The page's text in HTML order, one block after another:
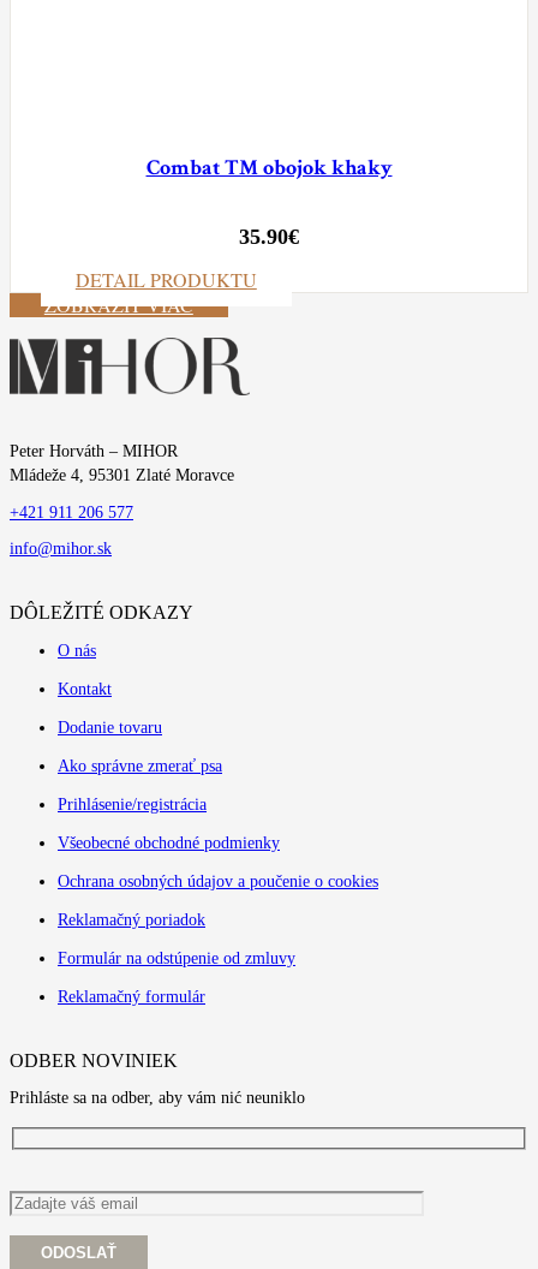
Combat TM obojok khaky
35.90€
DETAIL PRODUKTU
ZOBRAZIŤ VIAC
Peter Horváth – MIHOR
Mládeže 4, 95301 Zlaté Moravce
+421 911 206 577
info@mihor.sk
DÔLEŽITÉ ODKAZY
O nás
Kontakt
Dodanie tovaru
Ako správne zmerať psa
Prihlásenie/registrácia
Všeobecné obchodné podmienky
Ochrana osobných údajov a poučenie o cookies
Reklamačný poriadok
Formulár na odstúpenie od zmluvy
Reklamačný formulár
ODBER NOVINIEK
Prihláste sa na odber, aby vám nić neuniklo